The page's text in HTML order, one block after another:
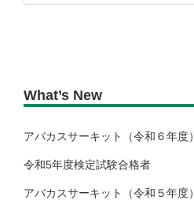
What’s New
アバカスサーキット（令和６年度）
令和5年度検定試験合格者
アバカスサーキット（令和５年度）